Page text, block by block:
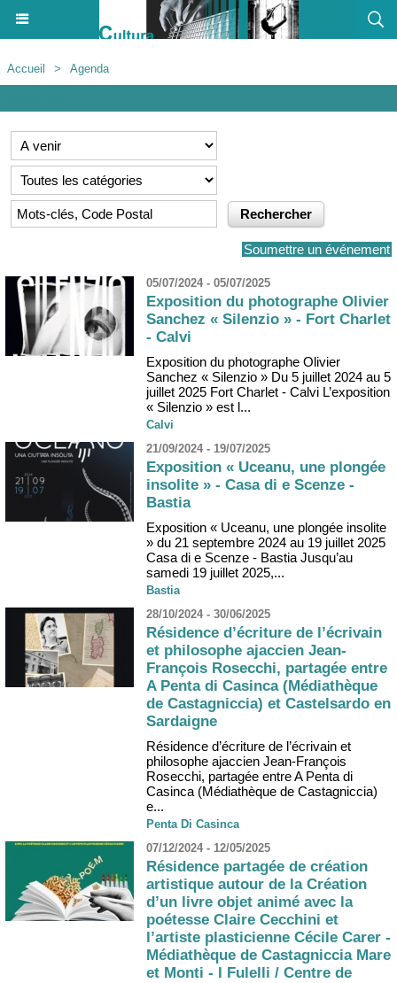
Accueil > Agenda
Soumettre un événement
05/07/2024 - 05/07/2025
Exposition du photographe Olivier
Sanchez « Silenzio » - Fort Charlet
- Calvi
Exposition du photographe Olivier
Sanchez « Silenzio » Du 5 juillet 2024 au 5
juillet 2025 Fort Charlet - Calvi L’exposition
« Silenzio » est l...
Calvi
21/09/2024 - 19/07/2025
Exposition « Uceanu, une plongée
insolite » - Casa di e Scenze -
Bastia
Exposition « Uceanu, une plongée insolite
» du 21 septembre 2024 au 19 juillet 2025
Casa di e Scenze - Bastia Jusqu’au
samedi 19 juillet 2025,...
Bastia
28/10/2024 - 30/06/2025
Résidence d’écriture de l’écrivain
et philosophe ajaccien Jean-
François Rosecchi, partagée entre
A Penta di Casinca (Médiathèque
de Castagniccia) et Castelsardo en
Sardaigne
Résidence d’écriture de l’écrivain et
philosophe ajaccien Jean-François
Rosecchi, partagée entre A Penta di
Casinca (Médiathèque de Castagniccia)
e...
Penta Di Casinca
07/12/2024 - 12/05/2025
Résidence partagée de création
artistique autour de la Création
d’un livre objet animé avec la
poétesse Claire Cecchini et
l’artiste plasticienne Cécile Carer -
Médiathèque de Castagniccia Mare
et Monti - I Fulelli / Centre de